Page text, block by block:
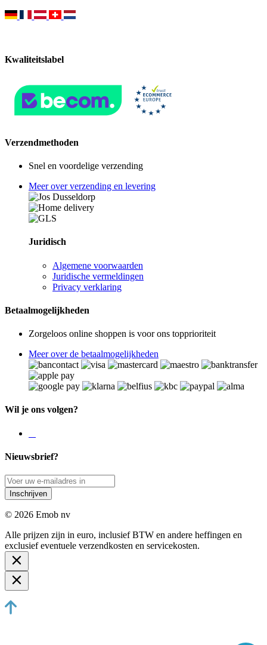
Kwaliteitslabel
Verzendmethoden
Snel en voordelige verzending
Meer over verzending en levering
Juridisch
Algemene voorwaarden
Juridische vermeldingen
Privacy verklaring
Betaalmogelijkheden
Zorgeloos online shoppen is voor ons topprioriteit
Meer over de betaalmogelijkheden
Wil je ons volgen?
Nieuwsbrief?
Inschrijven
© 2026 Emob nv
Alle prijzen zijn in euro, inclusief BTW en andere heffingen en
exclusief eventuele verzendkosten en servicekosten.